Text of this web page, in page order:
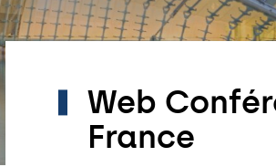
Web
France